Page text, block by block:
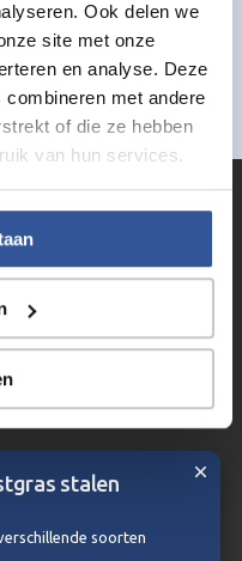
Ook delen we
site met onze
en analyse. Deze
met andere
of die ze hebben
van hun services.
aan je zoekcriteria
- Voor de doe-het-zelver
stalen
soorten